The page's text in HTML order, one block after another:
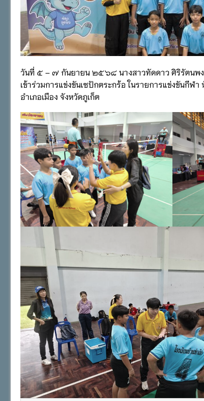
วันที่ ๕ – ๗ กันยายน ๒๕๖๘ นางสาวทัดดาว ศิริรัตนพง
เข้าร่วมการแข่งขันเซปักตระกร้อ ในรายการแข่งขันกี
อำเภอเมือง จังหวัดภูเก็ต